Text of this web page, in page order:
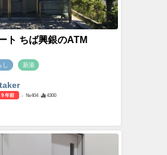
ト ちば興銀のATM
新港
9 年前 - №404 4300